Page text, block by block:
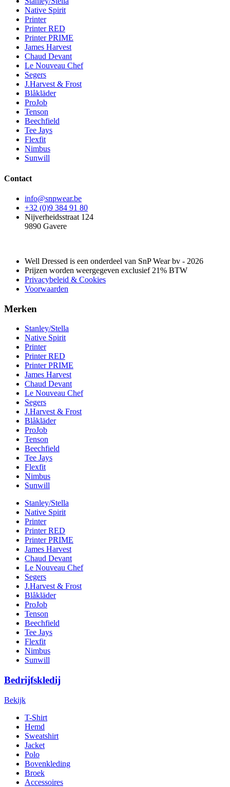
Native Spirit
Printer
Printer RED
Printer PRIME
James Harvest
Chaud Devant
Le Nouveau Chef
Segers
J.Harvest & Frost
Blåkläder
ProJob
Tenson
Beechfield
Tee Jays
Flexfit
Nimbus
Sunwill
Contact
info@snpwear.be
+32 (0)9 384 91 80
Nijverheidsstraat 124
9890 Gavere
Well Dressed is een onderdeel van SnP Wear bv - 2026
Prijzen worden weergegeven exclusief 21% BTW
Privacybeleid & Cookies
Voorwaarden
Merken
Stanley/Stella
Native Spirit
Printer
Printer RED
Printer PRIME
James Harvest
Chaud Devant
Le Nouveau Chef
Segers
J.Harvest & Frost
Blåkläder
ProJob
Tenson
Beechfield
Tee Jays
Flexfit
Nimbus
Sunwill
Stanley/Stella
Native Spirit
Printer
Printer RED
Printer PRIME
James Harvest
Chaud Devant
Le Nouveau Chef
Segers
J.Harvest & Frost
Blåkläder
ProJob
Tenson
Beechfield
Tee Jays
Flexfit
Nimbus
Sunwill
Bedrijfskledij
Bekijk
T-Shirt
Hemd
Sweatshirt
Jacket
Polo
Bovenkleding
Broek
Accessoires